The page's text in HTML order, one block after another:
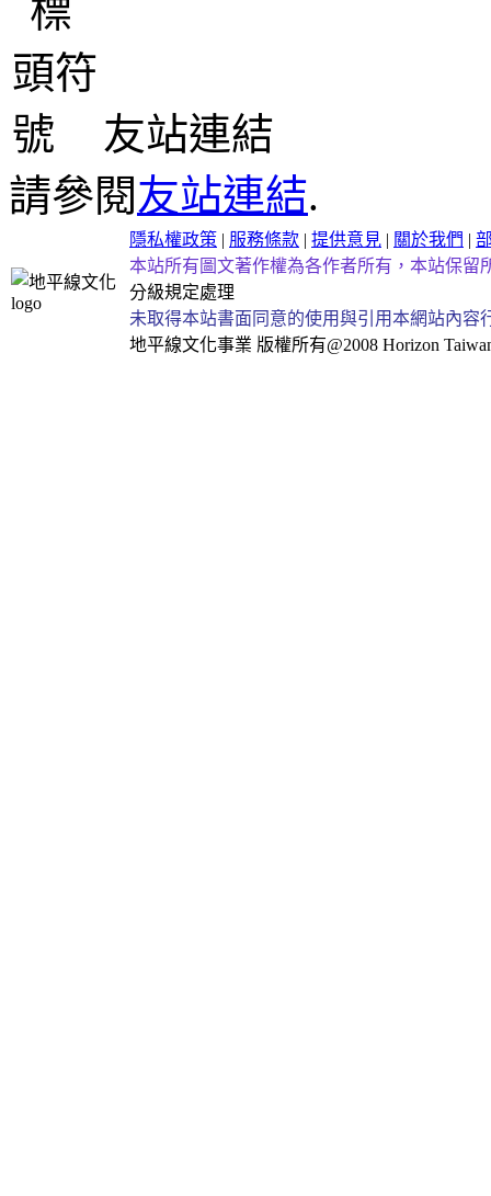
友站連結
請參閱友站連結.
隱私權政策 | 服務條款 | 提供意見 | 關於我們 |
本站所有圖文著作權為各作者所有，本站保留
分級規定處理
未取得本站書面同意的使用與引用本網站內
地平線文化事業 版權所有@2008 Horizon